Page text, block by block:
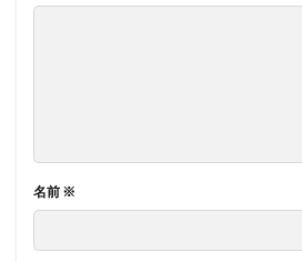
名前 ※